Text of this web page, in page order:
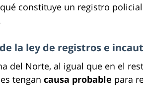
constituye un registro
la ley de registros e
del Norte, al igual que en el
tengan causa probable para